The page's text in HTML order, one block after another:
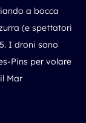
a bocca
(e spettatori
I droni sono
Pins per volare
Mar